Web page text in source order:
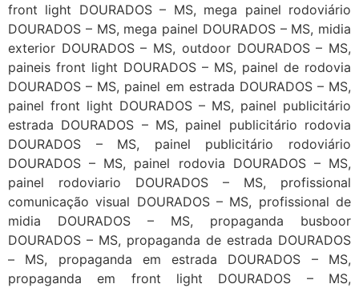
front light DOURADOS – MS, mega painel rodoviário
DOURADOS – MS, mega painel DOURADOS – MS, midia
exterior DOURADOS – MS, outdoor DOURADOS – MS,
paineis front light DOURADOS – MS, painel de rodovia
DOURADOS – MS, painel em estrada DOURADOS – MS,
painel front light DOURADOS – MS, painel publicitário
estrada DOURADOS – MS, painel publicitário rodovia
DOURADOS – MS, painel publicitário rodoviário
DOURADOS – MS, painel rodovia DOURADOS – MS,
painel rodoviario DOURADOS – MS, profissional
comunicação visual DOURADOS – MS, profissional de
midia DOURADOS – MS, propaganda busboor
DOURADOS – MS, propaganda de estrada DOURADOS
– MS, propaganda em estrada DOURADOS – MS,
propaganda em front light DOURADOS – MS,